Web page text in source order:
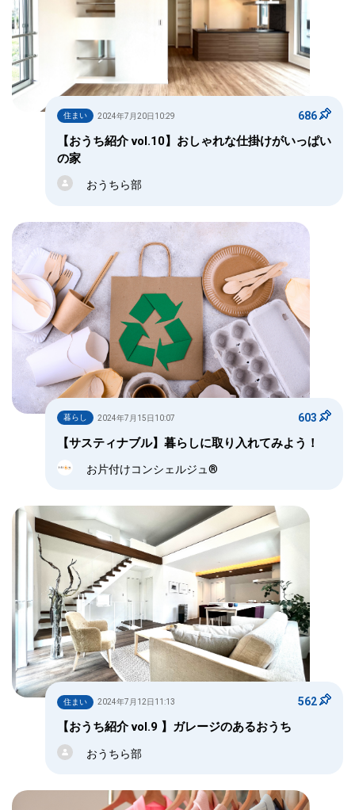
住まい 2024年7月20日10:29 686
【おうち紹介 vol.10】おしゃれな仕掛けがいっぱい
の家
おうちら部
暮らし 2024年7月15日10:07 603
【サスティナブル】暮らしに取り入れてみよう！
お片付けコンシェルジュ®
住まい 2024年7月12日11:13 562
【おうち紹介 vol.9 】ガレージのあるおうち
おうちら部